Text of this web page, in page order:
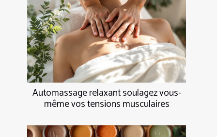
Automassage relaxant soulagez vous-
même vos tensions musculaires